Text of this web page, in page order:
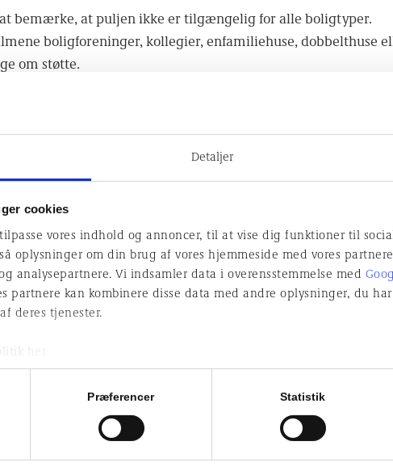
Detaljer
cookies
vores indhold og annoncer, til at vise dig funktioner til
oplysninger om din brug af vores hjemmeside med vores
analysepartnere. Vi indsamler data i overensstemmelse med
partnere kan kombinere disse data med andre oplysninger, du
deres tjenester.
her
Præferencer Statistik
bemærke, at puljen ikke er tilgængelig for alle boligtyper.
boligforeninger, kollegier, enfamiliehuse, dobbelthuse
om støtte.
kan man få
dækker en bred vifte af renoveringsprojekter, der kan
stand og energieffektivitet. Her er nogle eksempler på
støtte til:
Dette omfatter renovering eller udskiftning af tag,
som er afgørende for at beskytte bygningen mod vejr og vind.
Støtten kan bruges til energiforbedrende tiltag som
Projekter, der mindsker risikoen for vandskader, som f.eks.
kan også få støtte.
bad:
Hvis flere boliger i ejendommen mangler eget
kan der også søges støtte til at få etableret disse faciliteter i